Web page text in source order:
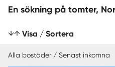
En sökning på
Visa / Sortera
Alla bostäder / Senast inkomna